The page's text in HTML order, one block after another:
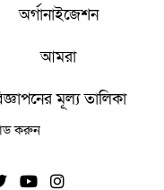
অর্গানাইজেশন
আমরা
মূল্য তালিকা
করুন